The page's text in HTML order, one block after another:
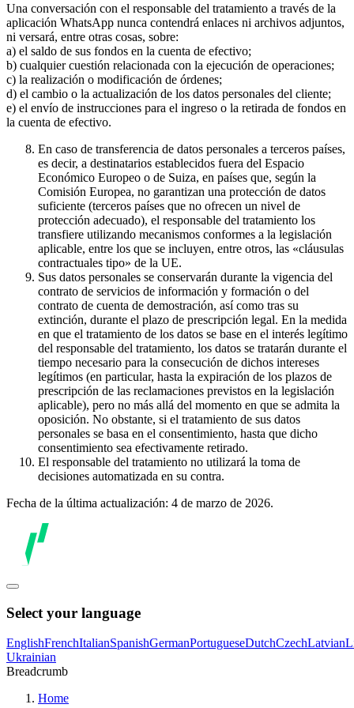
Una conversación con el responsable del tratamiento a través de la
aplicación WhatsApp nunca contendrá enlaces ni archivos adjuntos,
ni versará, entre otras cosas, sobre:
a) el saldo de sus fondos en la cuenta de efectivo;
b) cualquier cuestión relacionada con la ejecución de operaciones;
c) la realización o modificación de órdenes;
d) el cambio o la actualización de los datos personales del cliente;
e) el envío de instrucciones para el ingreso o la retirada de fondos en
la cuenta de efectivo.
En caso de transferencia de datos personales a terceros países,
es decir, a destinatarios establecidos fuera del Espacio
Económico Europeo o de Suiza, en países que, según la
Comisión Europea, no garantizan una protección de datos
suficiente (terceros países que no ofrecen un nivel de
protección adecuado), el responsable del tratamiento los
transfiere utilizando mecanismos conformes a la legislación
aplicable, entre los que se incluyen, entre otros, las «cláusulas
contractuales tipo» de la UE.
Sus datos personales se conservarán durante la vigencia del
contrato de servicios de información y formación o del
contrato de cuenta de demostración, así como tras su
extinción, durante el plazo de prescripción legal. En la medida
en que el tratamiento de los datos se base en el interés legítimo
del responsable del tratamiento, los datos se tratarán durante el
tiempo necesario para la consecución de dichos intereses
legítimos (en particular, hasta la expiración de los plazos de
prescripción de las reclamaciones previstos en la legislación
aplicable), pero no más allá del momento en que se admita la
oposición. No obstante, si el tratamiento de sus datos
personales se basa en el consentimiento, hasta que dicho
consentimiento sea efectivamente retirado.
El responsable del tratamiento no utilizará la toma de
decisiones automatizada en su contra.
Fecha de la última actualización: 4 de marzo de 2026.
Select your language
EnglishFrenchItalianSpanishGermanPortugueseDutchCzechLatvian
Ukrainian
Breadcrumb
Home